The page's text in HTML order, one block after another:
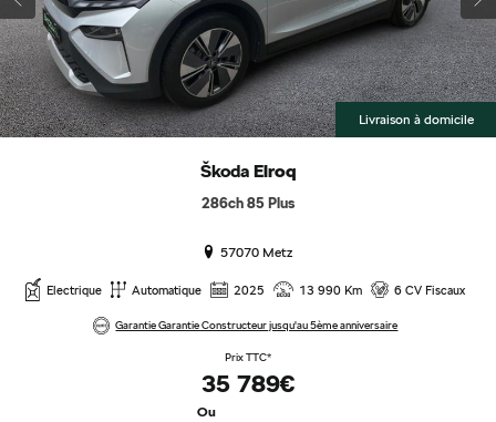
Livraison à domicile
Škoda Elroq
286ch 85 Plus
57070 Metz
Electrique Automatique 2025 13 990 Km 6 CV Fiscaux
Garantie Garantie Constructeur jusqu'au 5ème anniversaire
Prix TTC*
35 789€
Ou